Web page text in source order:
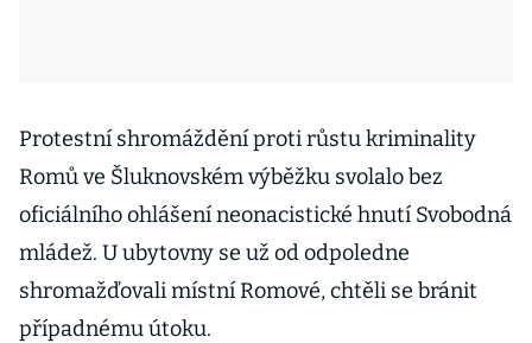
Protestní shromáždění proti růstu kriminality
Romů ve Šluknovském výběžku svolalo bez
oficiálního ohlášení neonacistické hnutí Svobodná
mládež. U ubytovny se už od odpoledne
shromažďovali místní Romové, chtěli se bránit
případnému útoku.